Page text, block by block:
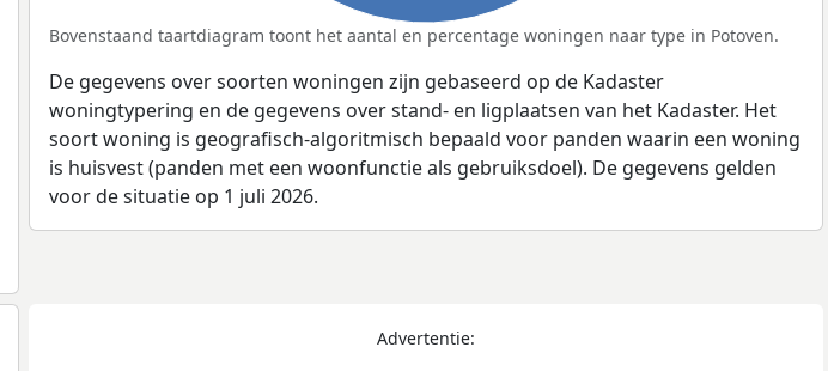
Bovenstaand taartdiagram toont het aantal en percentage woningen naar type in Potoven.
De gegevens over soorten woningen zijn gebaseerd op de Kadaster
woningtypering en de gegevens over stand- en ligplaatsen van het Kadaster. Het
soort woning is geografisch-algoritmisch bepaald voor panden waarin een woning
is huisvest (panden met een woonfunctie als gebruiksdoel). De gegevens gelden
voor de situatie op 1 juli 2026.
Advertentie: